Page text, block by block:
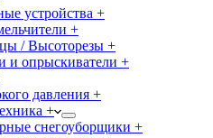
устройства +
+
/ Высоторезы +
и опрыскиватели +
давления +
+
снегоуборщики +